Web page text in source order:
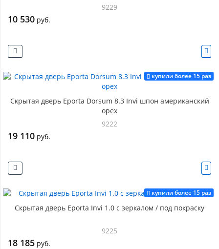
9229
10 530 руб.
купили более 15 раз
Скрытая дверь Eporta Dorsum 8.3 Invi шпон американский
орех
9222
19 110 руб.
купили более 15 раз
Скрытая дверь Eporta Invi 1.0 с зеркалом / под покраску
9225
18 185 руб.